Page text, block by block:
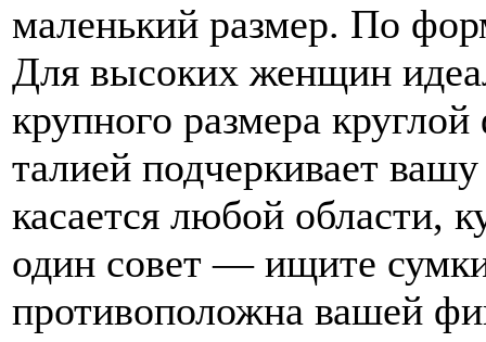
маленький размер. По
Для высоких женщин
крупного размера
талией подчеркивает
касается любой области,
один совет — ищите
противоположна вашей